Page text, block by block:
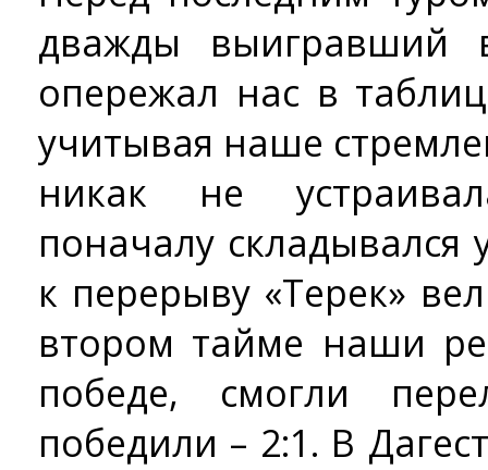
дважды выигравший
опережал нас в
учитывая наше
никак не
поначалу складывался
к перерыву «Терек»
втором тайме наши
победе, смогли
победили – 2:1. В